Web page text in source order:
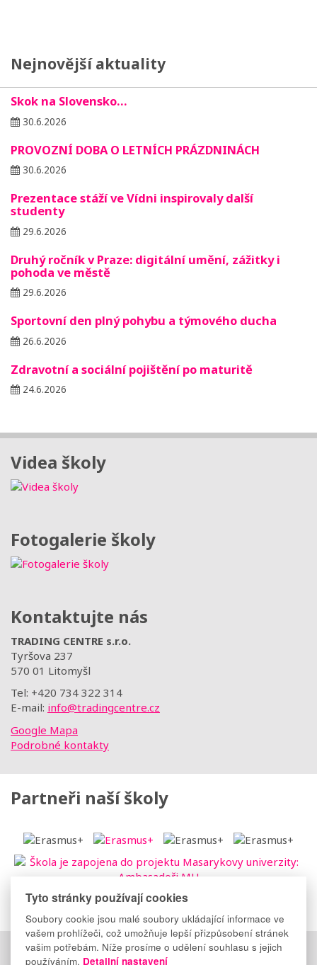
Nejnovější aktuality
Skok na Slovensko…
30.6.2026
PROVOZNÍ DOBA O LETNÍCH PRÁZDNINÁCH
30.6.2026
Prezentace stáží ve Vídni inspirovaly další
studenty
29.6.2026
Druhý ročník v Praze: digitální umění, zážitky i
pohoda ve městě
29.6.2026
Sportovní den plný pohybu a týmového ducha
26.6.2026
Zdravotní a sociální pojištění po maturitě
24.6.2026
Videa školy
Fotogalerie školy
Kontaktujte nás
TRADING CENTRE s.r.o.
Tyršova 237
570 01 Litomyšl
Tel: +420 734 322 314
E-mail: info@tradingcentre.cz
Google Mapa
Podrobné kontakty
Partneři naší školy
Důležité odkazy:Elektronická třídnice | Suplování
Tyto stránky používají cookies
Soubory cookie jsou malé soubory ukládající informace ve
vašem prohlížeči, což umožňuje lepší přizpůsobení stránek
vašim potřebám. Níže prosíme o udělení souhlasu s jejich
používáním. Detailní nastavení